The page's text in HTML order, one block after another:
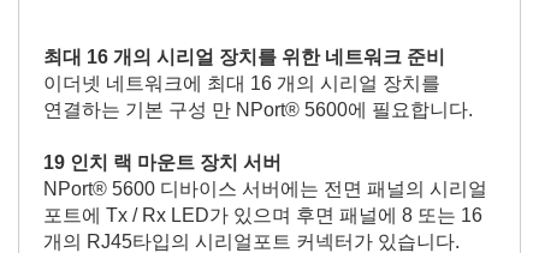
최대 16 개의 시리얼 장치를 위한 네트워크 준비
이더넷 네트워크에 최대 16 개의 시리얼 장치를
연결하는 기본 구성 만 NPort® 5600에 필요합니다.
19 인치 랙 마운트 장치 서버
NPort® 5600 디바이스 서버에는 전면 패널의 시리얼
포트에 Tx / Rx LED가 있으며 후면 패널에 8 또는 16
개의 RJ45타입의 시리얼포트 커넥터가 있습니다.